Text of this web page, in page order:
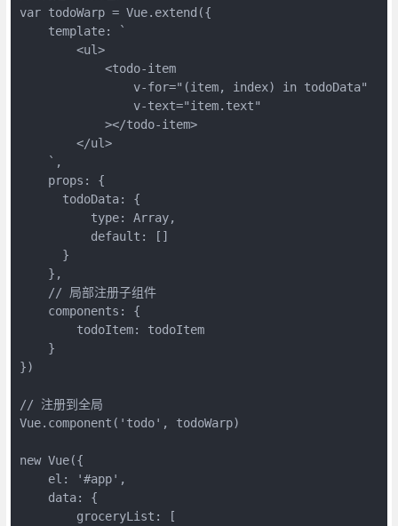
var todoWarp = Vue.extend({
    template: `
        <ul>
            <todo-item
                v-for="(item, index) in todoData"
                v-text="item.text"
            ></todo-item>
        </ul>
    `,
    props: {
      todoData: {
          type: Array,
          default: []
      }
    },
    // 局部注册子组件
    components: {
        todoItem: todoItem
    }
})
// 注册到全局
Vue.component('todo', todoWarp)
new Vue({
    el: '#app',
    data: {
        groceryList: [